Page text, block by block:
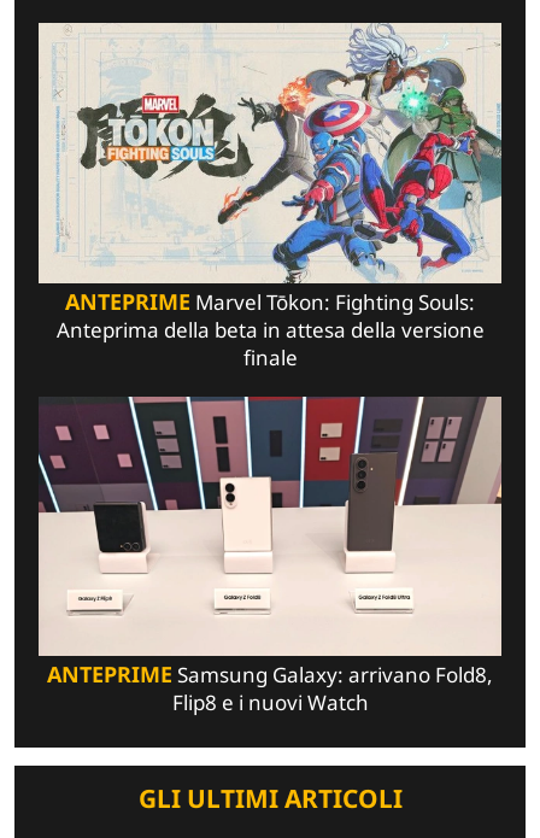
ANTEPRIME Marvel Tōkon: Fighting Souls:
Anteprima della beta in attesa della versione
finale
ANTEPRIME Samsung Galaxy: arrivano Fold8,
Flip8 e i nuovi Watch
GLI ULTIMI ARTICOLI